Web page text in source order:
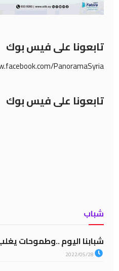
تابعونا على فيس بوك
PanoramaSyria
تابعونا على فيس بوك
شباب
شبابنا اليوم ..وطموحات يغلب